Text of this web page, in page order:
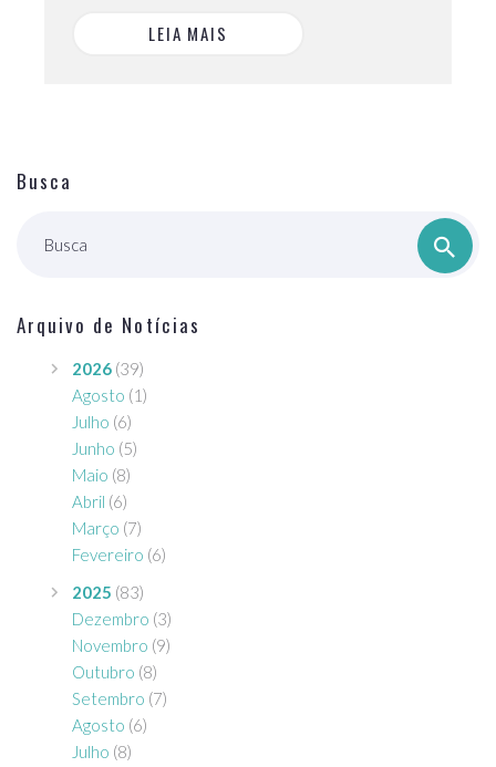
LEIA MAIS
Busca
Busca
Arquivo de Notícias
2026 (39)
Agosto (1)
Julho (6)
Junho (5)
Maio (8)
Abril (6)
Março (7)
Fevereiro (6)
2025 (83)
Dezembro (3)
Novembro (9)
Outubro (8)
Setembro (7)
Agosto (6)
Julho (8)